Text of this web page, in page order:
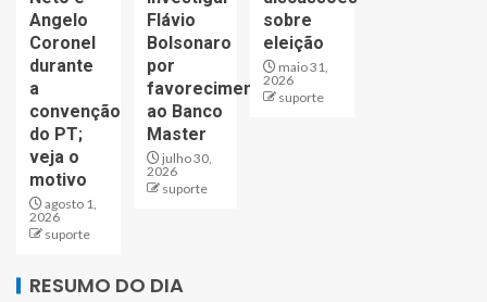
Angelo
Coronel
durante
a
convenção
do PT;
veja o
motivo
agosto 1,
2026
suporte
Flávio
Bolsonaro
por
favorecimento
ao Banco
Master
julho 30,
2026
suporte
sobre
eleição
maio 31,
2026
suporte
RESUMO DO DIA